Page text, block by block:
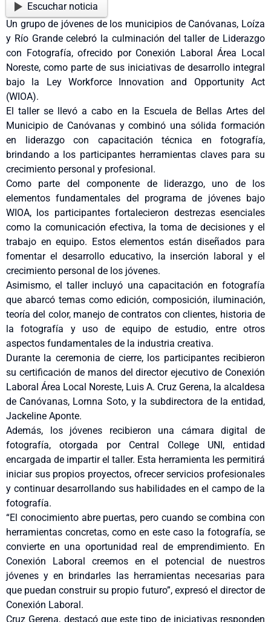
Escuchar noticia
Un grupo de jóvenes de los municipios de Canóvanas, Loíza
y Río Grande celebró la culminación del taller de Liderazgo
con Fotografía, ofrecido por Conexión Laboral Área Local
Noreste, como parte de sus iniciativas de desarrollo integral
bajo la Ley Workforce Innovation and Opportunity Act
(WIOA).
El taller se llevó a cabo en la Escuela de Bellas Artes del
Municipio de Canóvanas y combinó una sólida formación
en liderazgo con capacitación técnica en fotografía,
brindando a los participantes herramientas claves para su
crecimiento personal y profesional.
Como parte del componente de liderazgo, uno de los
elementos fundamentales del programa de jóvenes bajo
WIOA, los participantes fortalecieron destrezas esenciales
como la comunicación efectiva, la toma de decisiones y el
trabajo en equipo. Estos elementos están diseñados para
fomentar el desarrollo educativo, la inserción laboral y el
crecimiento personal de los jóvenes.
Asimismo, el taller incluyó una capacitación en fotografía
que abarcó temas como edición, composición, iluminación,
teoría del color, manejo de contratos con clientes, historia de
la fotografía y uso de equipo de estudio, entre otros
aspectos fundamentales de la industria creativa.
Durante la ceremonia de cierre, los participantes recibieron
su certificación de manos del director ejecutivo de Conexión
Laboral Área Local Noreste, Luis A. Cruz Gerena, la alcaldesa
de Canóvanas, Lornna Soto, y la subdirectora de la entidad,
Jackeline Aponte.
Además, los jóvenes recibieron una cámara digital de
fotografía, otorgada por Central College UNI, entidad
encargada de impartir el taller. Esta herramienta les permitirá
iniciar sus propios proyectos, ofrecer servicios profesionales
y continuar desarrollando sus habilidades en el campo de la
fotografía.
“El conocimiento abre puertas, pero cuando se combina con
herramientas concretas, como en este caso la fotografía, se
convierte en una oportunidad real de emprendimiento. En
Conexión Laboral creemos en el potencial de nuestros
jóvenes y en brindarles las herramientas necesarias para
que puedan construir su propio futuro”, expresó el director de
Conexión Laboral.
Cruz Gerena, destacó que este tipo de iniciativas responden